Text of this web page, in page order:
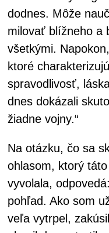
dodnes. Môže
milovať blížneho a
všetkými.
ktoré
spravodlivosť,
dnes dokázali
žiadne vojny.“
Na otázku, čo sa
ohlasom, ktorý
vyvolala,
pohľad. Ako som
veľa vytrpel,